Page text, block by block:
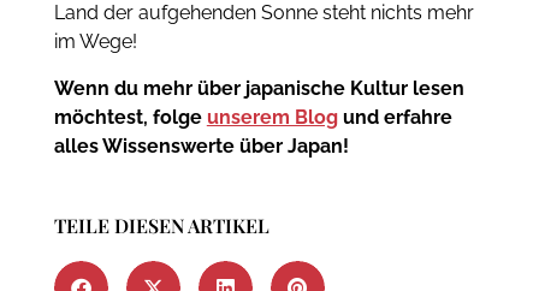
Land der aufgehenden Sonne steht nichts mehr
im Wege!
Wenn du mehr über japanische Kultur lesen
möchtest, folge unserem Blogund erfahre
alles Wissenswerte über Japan!
TEILE DIESEN ARTIKEL